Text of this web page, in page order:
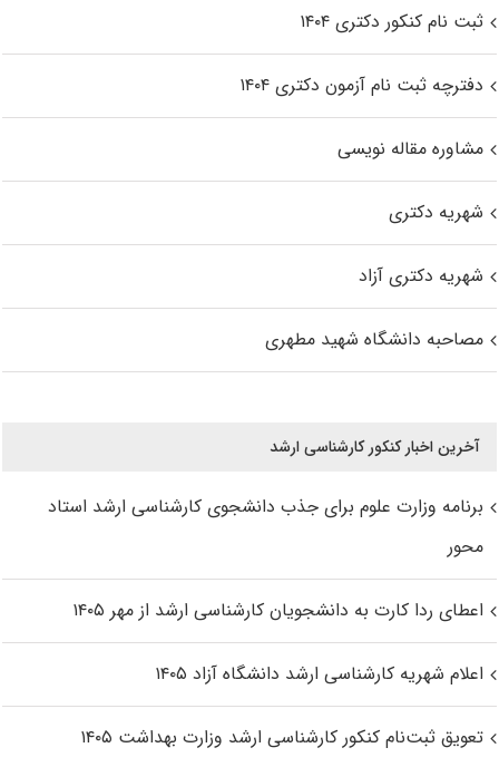
ثبت نام کنکور دکتری ۱۴۰۴
دفترچه ثبت نام آزمون دکتری ۱۴۰۴
مشاوره مقاله نویسی
شهریه دکتری
شهریه دکتری آزاد
مصاحبه دانشگاه شهید مطهری
آخرین اخبار کنکور کارشناسی ارشد
برنامه وزارت علوم برای جذب دانشجوی کارشناسی ارشد استاد
محور
اعطای ردا کارت به دانشجویان کارشناسی ارشد از مهر ۱۴۰۵
اعلام شهریه کارشناسی ارشد دانشگاه آزاد ۱۴۰۵
تعویق ثبت‌نام کنکور کارشناسی ارشد وزارت بهداشت ۱۴۰۵